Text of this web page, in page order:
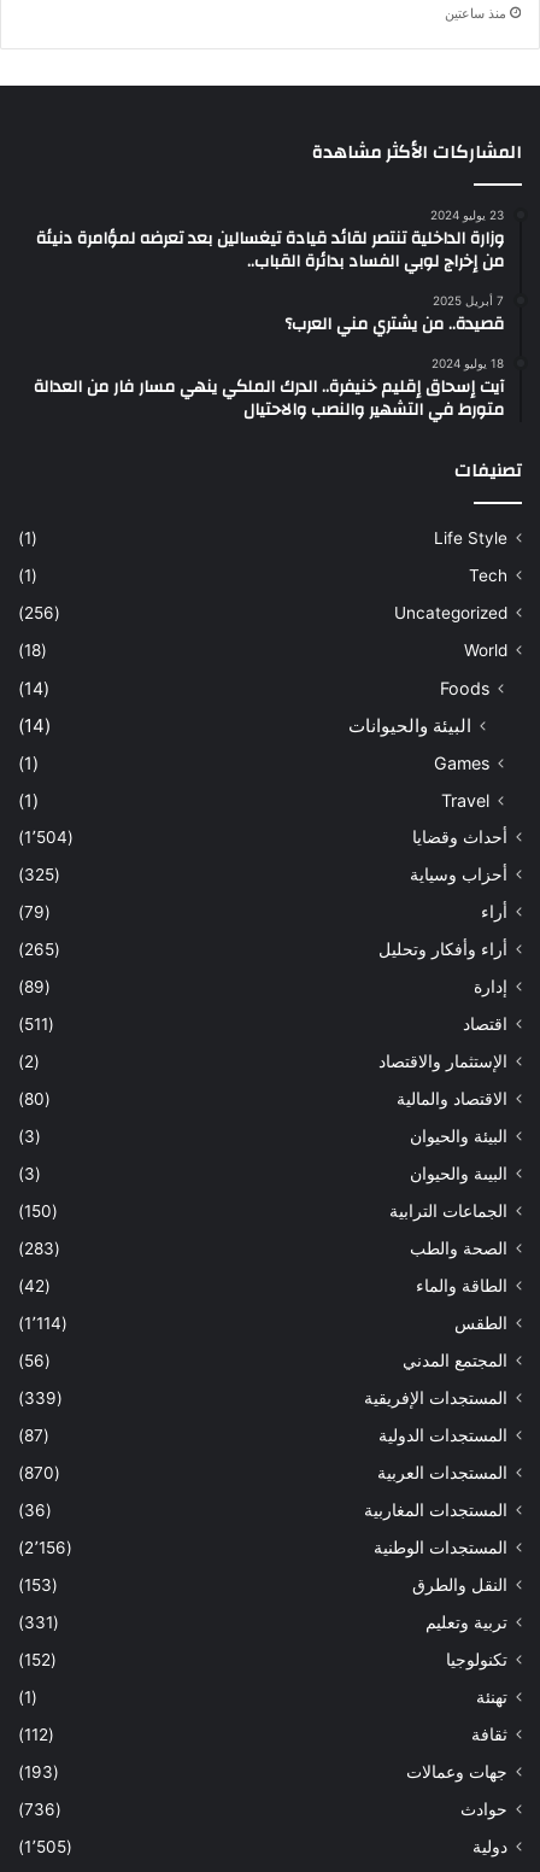
منذ ساعتين
المشاركات الأكثر مشاهدة
23 يوليو 2024
وزارة الداخلية تنتصر لقائد قيادة تيغسالين بعد تعرضه لمؤامرة دنيئة
من إخراج لوبي الفساد بدائرة القباب..
7 أبريل 2025
قصيدة.. من يشتري مني العرب؟
18 يوليو 2024
آيت إسحاق إقليم خنيفرة.. الدرك الملكي ينهي مسار فار من العدالة
متورط في التشهير والنصب والاحتيال
تصنيفات
Life Style
(1)
Tech
(1)
Uncategorized
(256)
World
(18)
Foods
(14)
البيئة والحيوانات (14)
Games
(1)
Travel
(1)
أحداث وقضايا
(1٬504)
أحزاب وسياية
(325)
أراء
(79)
أراء وأفكار وتحليل
(265)
إدارة
(89)
اقتصاد
(511)
الإستثمار والاقتصاد
(2)
الاقتصاد والمالية
(80)
البيئة والحيوان
(3)
البيىة والحيوان
(3)
الجماعات الترابية
(150)
الصحة والطب
(283)
الطاقة والماء
(42)
الطقس
(1٬114)
المجتمع المدني
(56)
المستجدات الإفريقية
(339)
المستجدات الدولية
(87)
المستجدات العربية
(870)
المستجدات المغاربية
(36)
المستجدات الوطنية
(2٬156)
النقل والطرق
(153)
تربية وتعليم
(331)
تكنولوجيا
(152)
تهنئة
(1)
ثقافة
(112)
جهات وعمالات
(193)
حوادث
(736)
دولية
(1٬505)